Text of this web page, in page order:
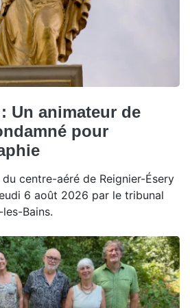
Un animateur de
pour
centre-aéré de Reignier-Ésery
6 août 2026 par le tribunal
Bains.